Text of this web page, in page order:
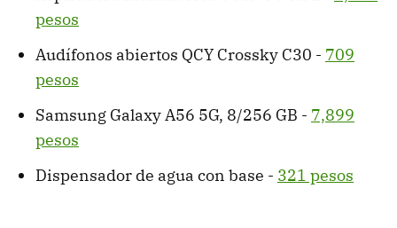
pesos
Audífonos abiertos QCY Crossky C30 - 709
pesos
Samsung Galaxy A56 5G, 8/256 GB - 7,899
pesos
Dispensador de agua con base - 321 pesos